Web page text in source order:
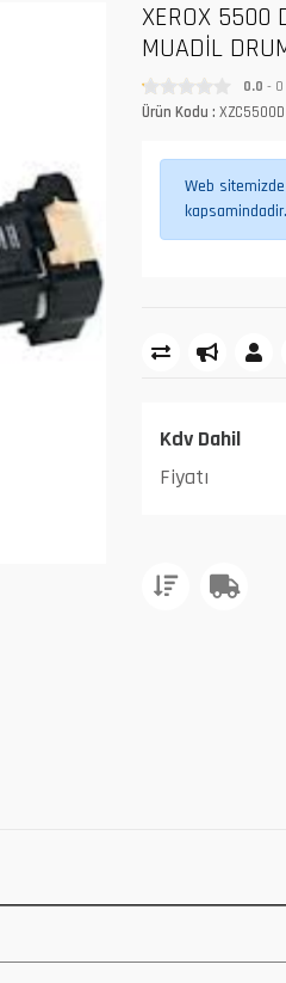
XEROX 5500
MUADİL
0.0 - 0
Ürün Kodu : XZC5500D
Web
Kdv Dahil
Fiyatı